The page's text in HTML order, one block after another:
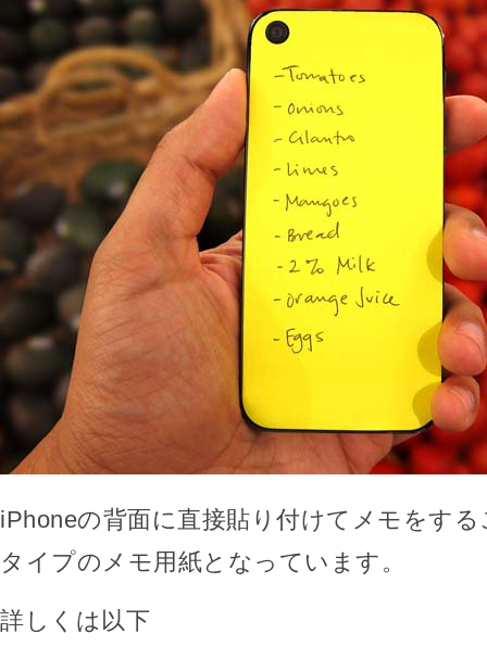
iPhoneの背面に直接貼り付けてメモをす
タイプのメモ用紙となっています。
詳しくは以下